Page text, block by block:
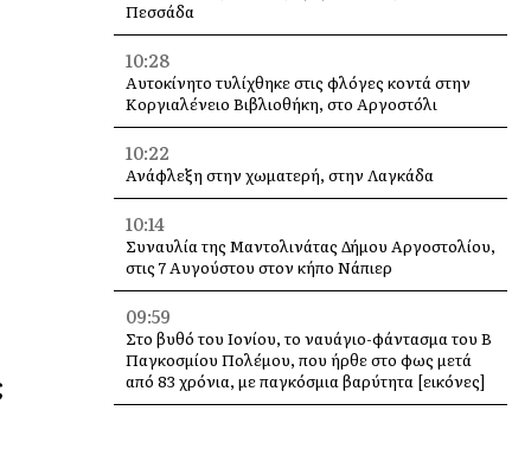
Πεσσάδα
10:28
Αυτοκίνητο τυλίχθηκε στις φλόγες κοντά στην
Κοργιαλένειο Βιβλιοθήκη, στο Αργοστόλι
10:22
Ανάφλεξη στην χωματερή, στην Λαγκάδα
10:14
Συναυλία της Μαντολινάτας Δήμου Αργοστολίου,
στις 7 Αυγούστου στον κήπο Νάπιερ
09:59
Στο βυθό του Ιονίου, το ναυάγιο-φάντασμα του Β΄
Παγκοσμίου Πολέμου, που ήρθε στο φως μετά
από 83 χρόνια, με παγκόσμια βαρύτητα [εικόνες]